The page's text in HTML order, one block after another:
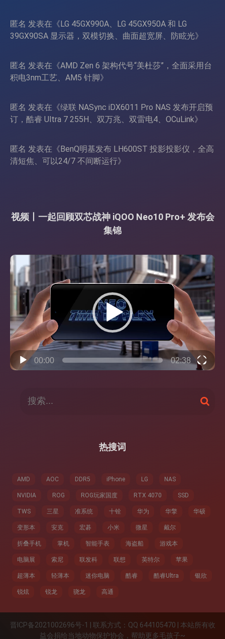
匿名 发表在《 LG 45GX990A、LG 45GX950A 和 LG
39GX90SA 显示器，双模切换、曲面超宽屏、防眩光》
匿名 发表在《AMD Zen 6 架构代号“美杜莎”，全面采用台
积电3nm工艺、AM5 针脚》
匿名 发表在《绿联 NASync iDX6011 Pro NAS 发布开启预
订，酷睿 Ultra 7 255H、双万兆、双雷电4、OCuLink》
匿名 发表在《 BenQ明基发布 LH600ST 投影投影仪，全高
清短焦、可以24/7 不间断运行》
视频丨一起回顾双芯战神 iQOO Neo10 Pro+ 发布会
集锦
视
频
播
放
器
00:00 02:38
搜
索
热搜词
AMD AOC DDR5 iPhone LG NAS
NVIDIA ROG ROG玩家国度 RTX 4070 SSD
TWS 三星 准系统 十铨 华为 华擎 华硕
变形本 安克 宏碁 小米 微星 戴尔
折叠手机 掌机 智能手表 海盗船 游戏本
电脑展 索尼 联发科 联想 英特尔 苹果
超薄本 轻薄本 迷你电脑 酷睿 酷睿Ultra 银欣
锐炫 锐龙 骁龙 高通
晋ICP备2021002696号-1 | 联系方式：QQ 644105470 | 本站所有收
益会捐给当地动物保护协会，帮助更多毛孩子~